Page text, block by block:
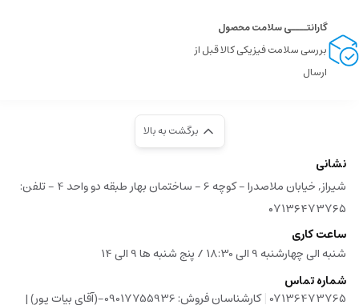
گارانتــــی سلامت محصول
بررسی سلامت فیزیکی کالا قبل از
ارسال
برگشت به بالا
نشانی
شیراز, خیابان ملاصدرا - کوچه 6 - ساختمان بهار طبقه دو واحد 4 - تلفن:
۰۷۱۳۶۴۷۳۷۶۵
ساعت کاری
شنبه الی چهارشنبه 9 الی 18:30 / پنج شنبه ها 9 الی 14
شماره تماس
07136473765
| کارشناسان فروش: 09017755936-(آقای بیات پور) |